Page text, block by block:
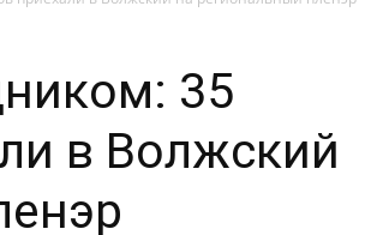
35
в Волжский